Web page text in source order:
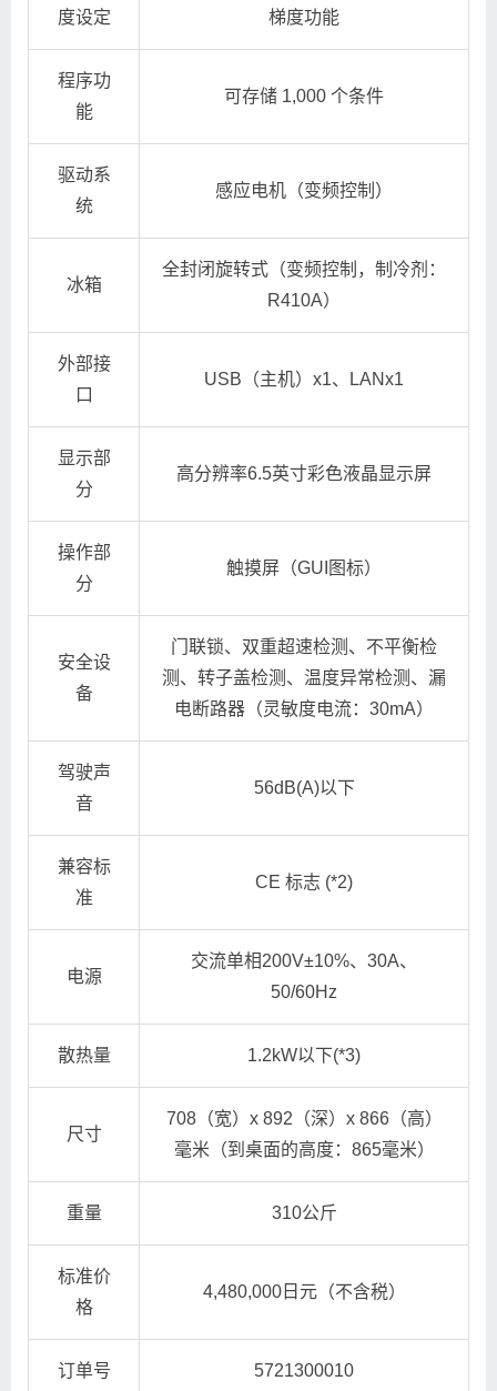
度设定
梯度功能
程序功
能
可存储 1,000 个条件
驱动系
统
感应电机（变频控制）
冰箱
全封闭旋转式（变频控制，制冷剂：
R410A）
外部接
口
USB（主机）x1、LANx1
显示部
分
高分辨率6.5英寸彩色液晶显示屏
操作部
分
触摸屏（GUI图标）
安全设
备
门联锁、双重超速检测、不平衡检
测、转子盖检测、温度异常检测、漏
电断路器（灵敏度电流：30mA）
驾驶声
音
56dB(A)以下
兼容标
准
CE 标志 (*2)
电源
交流单相200V±10%、30A、
50/60Hz
散热量 1.2kW以下(*3)
尺寸
708（宽）x 892（深）x 866（高）
毫米（到桌面的高度：865毫米）
重量 310公斤
标准价
格
4,480,000日元（不含税）
订单号 5721300010